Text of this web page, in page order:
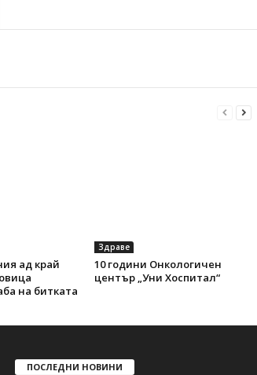
ад край
на битката
Здраве
10 години Онкологичен
център „Уни Хоспитал“
ПОСЛЕДНИ НОВИНИ